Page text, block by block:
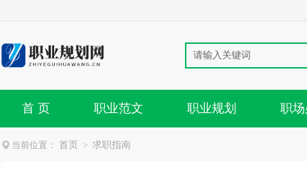
首 页 职业范文 职业规划 职
当前位置： 首页 > 求职指南